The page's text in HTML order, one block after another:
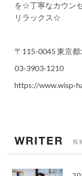
を☆丁寧なカウン
リラックス☆
〒115-0045 東京
03-3903-1210
https://www.wisp-
WRITER 投